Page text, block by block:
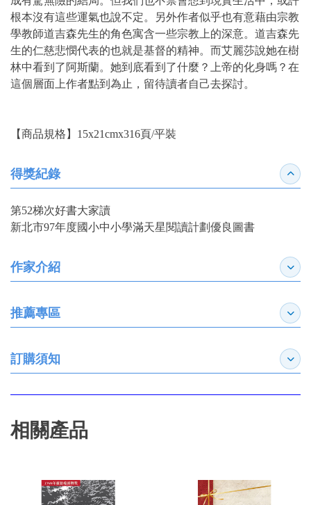
根本沒有這些運氣也說不定。另外作者似乎也有意藉由宗教
學教師道吉森先生的角色寓含一些宗教上的深意。道吉森先
生的仁慈悲憫代表的也就是基督的精神。而艾麗莎說她在樹
林中看到了阿斯蘭。她到底看到了什麼？上帝的化身嗎？在
這個層面上作者點到為止，留待讀者自己去探討。
【商品規格】15x21cmx316頁/平裝
得獎紀錄 收合
第52梯次好書大家讀
新北市97年度國小中小學滿天星閱讀計劃優良圖書
作家介紹 展開
推薦專區 展開
訂購須知 展開
相關產品